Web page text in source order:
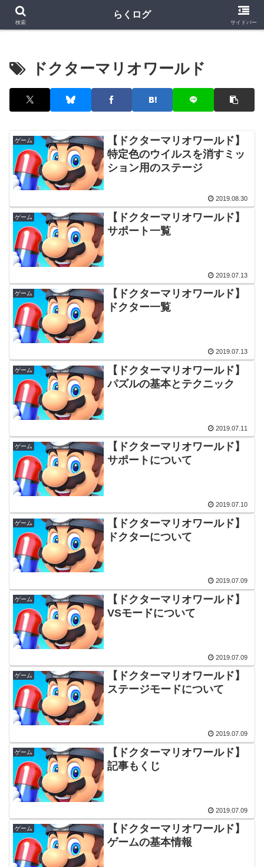
クラロワ クラロワリーグ プロスピA
ドクターマリオワールド
ゲーム
【ドクターマリオワールド】
特定色のウイルスを消すミッ
ション用のステージ
2019.08.30
ゲーム
【ドクターマリオワールド】
サポート一覧
2019.07.13
ゲーム
【ドクターマリオワールド】
ドクター一覧
2019.07.13
ゲーム
【ドクターマリオワールド】
パズルの基本とテクニック
2019.07.11
ゲーム
【ドクターマリオワールド】
サポートについて
2019.07.10
ゲーム
【ドクターマリオワールド】
ドクターについて
2019.07.09
ゲーム
【ドクターマリオワールド】
VSモードについて
2019.07.09
ゲーム
【ドクターマリオワールド】
ステージモードについて
2019.07.09
ゲーム
【ドクターマリオワールド】
記事もくじ
2019.07.09
ゲーム
【ドクターマリオワールド】
ゲームの基本情報
検索
らくログ
サイドバー